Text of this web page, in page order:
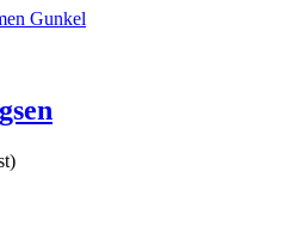
Gunkel